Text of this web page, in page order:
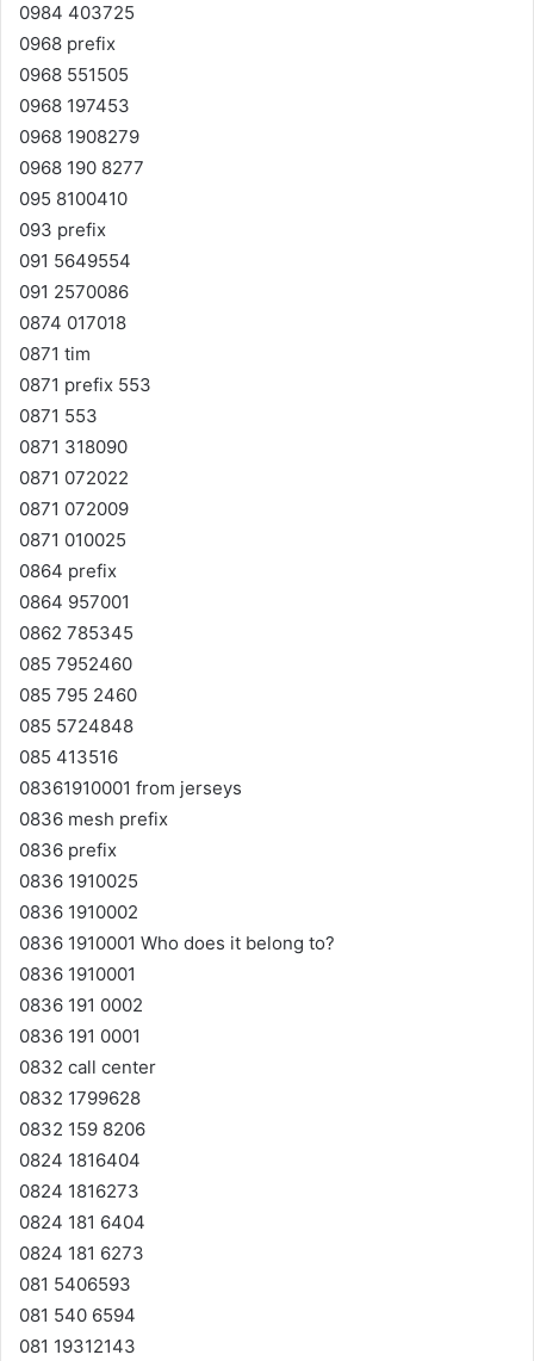
0984 403725
0968 prefix
0968 551505
0968 197453
0968 1908279
0968 190 8277
095 8100410
093 prefix
091 5649554
091 2570086
0874 017018
0871 tim
0871 prefix 553
0871 553
0871 318090
0871 072022
0871 072009
0871 010025
0864 prefix
0864 957001
0862 785345
085 7952460
085 795 2460
085 5724848
085 413516
08361910001 from jerseys
0836 mesh prefix
0836 prefix
0836 1910025
0836 1910002
0836 1910001 Who does it belong to?
0836 1910001
0836 191 0002
0836 191 0001
0832 call center
0832 1799628
0832 159 8206
0824 1816404
0824 1816273
0824 181 6404
0824 181 6273
081 5406593
081 540 6594
081 19312143